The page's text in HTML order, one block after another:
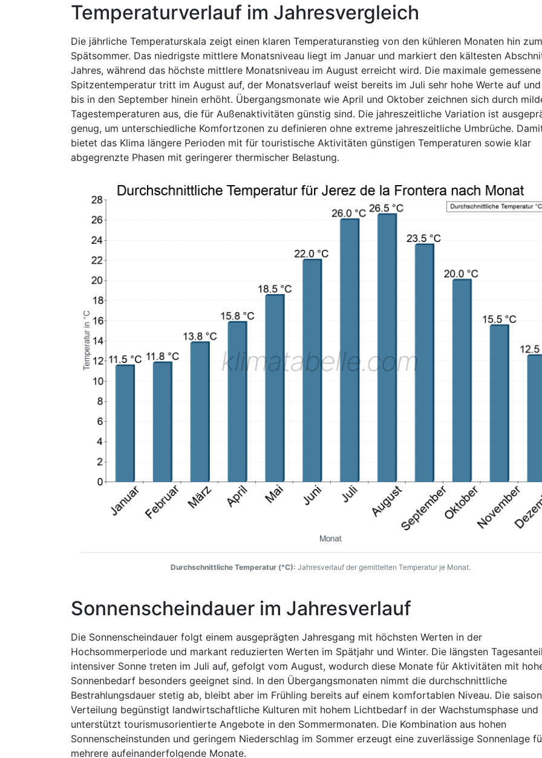
Temperaturverlauf im Jahresvergleich
Die jährliche Temperaturskala zeigt einen klaren Temperaturanstieg von den kühleren Monaten hin zum
Spätsommer. Das niedrigste mittlere Monatsniveau liegt im Januar und markiert den kältesten
Jahres, während das höchste mittlere Monatsniveau im August erreicht wird. Die maximale gemessene
Spitzentemperatur tritt im August auf, der Monatsverlauf weist bereits im Juli sehr hohe Werte auf
bis in den September hinein erhöht. Übergangsmonate wie April und Oktober zeichnen sich durch
Tagestemperaturen aus, die für Außenaktivitäten günstig sind. Die jahreszeitliche Variation ist
genug, um unterschiedliche Komfortzonen zu definieren ohne extreme jahreszeitliche Umbrüche.
bietet das Klima längere Perioden mit für touristische Aktivitäten günstigen Temperaturen sowie klar
abgegrenzte Phasen mit geringerer thermischer Belastung.
Durchschnittliche Temperatur (°C): Jahresverlauf der gemittelten Temperatur je Monat.
Sonnenscheindauer im Jahresverlauf
Die Sonnenscheindauer folgt einem ausgeprägten Jahresgang mit höchsten Werten in der
Hochsommerperiode und markant reduzierten Werten im Spätjahr und Winter. Die längsten
intensiver Sonne treten im Juli auf, gefolgt vom August, wodurch diese Monate für Aktivitäten mit
Sonnenbedarf besonders geeignet sind. In den Übergangsmonaten nimmt die durchschnittliche
Bestrahlungsdauer stetig ab, bleibt aber im Frühling bereits auf einem komfortablen Niveau. Die
Verteilung begünstigt landwirtschaftliche Kulturen mit hohem Lichtbedarf in der Wachstumsphase und
unterstützt tourismusorientierte Angebote in den Sommermonaten. Die Kombination aus hohen
Sonnenscheinstunden und geringem Niederschlag im Sommer erzeugt eine zuverlässige Sonnenlage
mehrere aufeinanderfolgende Monate.